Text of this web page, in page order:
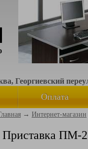
Георгиевский
Оплата
→ Интернет-магазин
Приставка ПМ-